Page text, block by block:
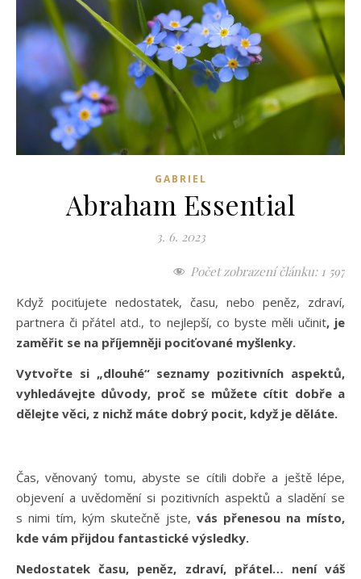
GABRIEL
Abraham Essential
3. 6. 2023
Počet zobrazení článku: 1 597
Když pociťujete nedostatek, času, nebo peněz, zdraví,
partnera či přátel atd., to nejlepší, co byste měli učinit, je
zaměřit se na příjemněji pociťované myšlenky.
Vytvořte si „dlouhé“ seznamy pozitivních aspektů,
vyhledávejte důvody, proč se můžete cítit dobře a
dělejte věci, z nichž máte dobrý pocit, když je děláte.
Čas, věnovaný tomu, abyste se cítili dobře a ještě lépe,
objevení a uvědomění si pozitivních aspektů a sladění se
s nimi tím, kým skutečně jste, vás přenesou na místo,
kde vám přijdou fantastické výsledky.
Nedostatek času, peněz, zdraví, přátel… není váš